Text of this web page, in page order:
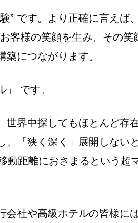
” です。より正確に言えば
客様の笑顔を生み、その
につながります。
です。
界中探してもほとんど存
「狭く深く」展開しない
距離におさまるという超
社や高級ホテルの皆様に